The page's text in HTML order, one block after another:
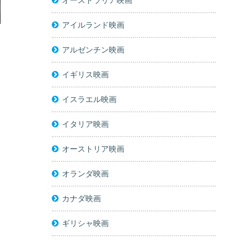
アイルランド映画
アルゼンチン映画
イギリス映画
イスラエル映画
イタリア映画
オーストリア映画
オランダ映画
カナダ映画
ギリシャ映画